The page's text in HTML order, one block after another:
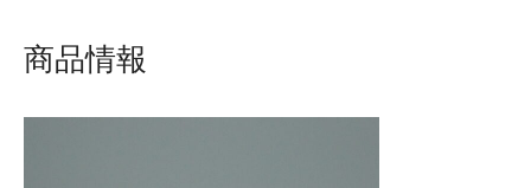
商品情報